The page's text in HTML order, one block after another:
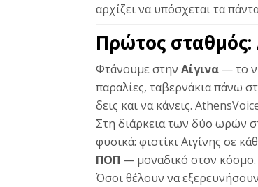
αρχίζει να υπόσχεται τα
Πρώτος σταθμός:
Φτάνουμε στην Αίγινα — το
παραλίες, ταβερνάκια πάνω
δεις και να κάνεις.
Στη διάρκεια των δύο ωρών
φυσικά: φιστίκι Αιγίνης σε
ΠΟΠ — μοναδικό στον
Όσοι θέλουν να